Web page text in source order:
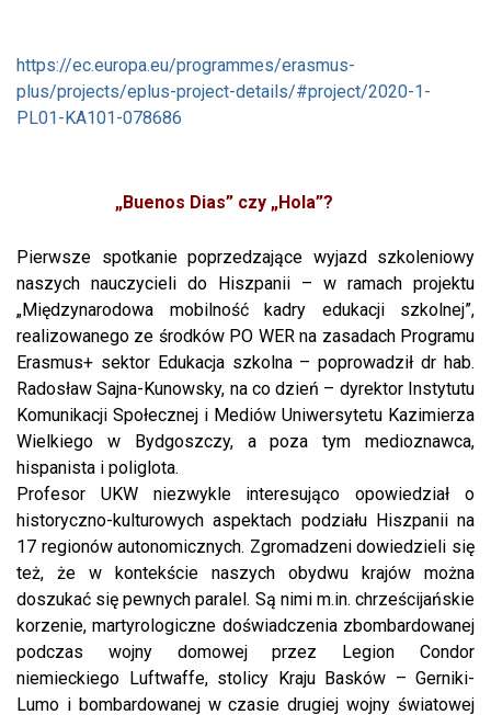
https://ec.europa.eu/programmes/erasmus-
plus/projects/eplus-project-details/#project/2020-1-
PL01-KA101-078686
„Buenos Dias” czy „Hola”?
Pierwsze spotkanie poprzedzające wyjazd szkoleniowy
naszych nauczycieli do Hiszpanii – w ramach projektu
„Międzynarodowa mobilność kadry edukacji szkolnej”,
realizowanego ze środków PO WER na zasadach Programu
Erasmus+ sektor Edukacja szkolna – poprowadził dr hab.
Radosław Sajna-Kunowsky, na co dzień – dyrektor Instytutu
Komunikacji Społecznej i Mediów Uniwersytetu Kazimierza
Wielkiego w Bydgoszczy, a poza tym medioznawca,
hispanista i poliglota.
Profesor UKW niezwykle interesująco opowiedział o
historyczno-kulturowych aspektach podziału Hiszpanii na
17 regionów autonomicznych. Zgromadzeni dowiedzieli się
też, że w kontekście naszych obydwu krajów można
doszukać się pewnych paralel. Są nimi m.in. chrześcijańskie
korzenie, martyrologiczne doświadczenia zbombardowanej
podczas wojny domowej przez Legion Condor
niemieckiego Luftwaffe, stolicy Kraju Basków – Gerniki-
Lumo i bombardowanej w czasie drugiej wojny światowej